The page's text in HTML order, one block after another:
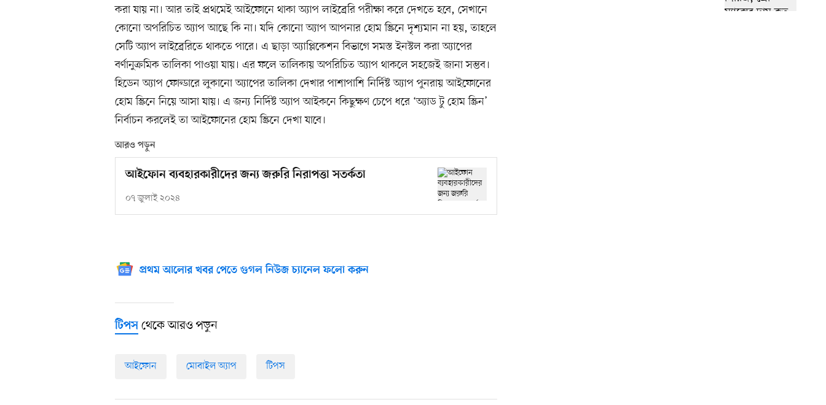
করা যায় না। আর তাই প্রথমেই আইফোনে থাকা অ্যাপ লাইব্রেরি পরীক্ষা করে দেখতে হবে, সেখানে
কোনো অপরিচিত অ্যাপ আছে কি না। যদি কোনো অ্যাপ আপনার হোম স্ক্রিনে দৃশ্যমান না হয়, তাহলে
সেটি অ্যাপ লাইব্রেরিতে থাকতে পারে। এ ছাড়া অ্যাপ্লিকেশন বিভাগে সমস্ত ইনস্টল করা অ্যাপের
বর্ণানুক্রমিক তালিকা পাওয়া যায়। এর ফলে তালিকায় অপরিচিত অ্যাপ থাকলে সহজেই জানা সম্ভব।
হিডেন অ্যাপ ফোল্ডারে লুকানো অ্যাপের তালিকা দেখার পাশাপাশি নির্দিষ্ট অ্যাপ পুনরায় আইফোনের
হোম স্ক্রিনে নিয়ে আসা যায়। এ জন্য নির্দিষ্ট অ্যাপ আইকনে কিছুক্ষণ চেপে ধরে ‘অ্যাড টু হোম স্ক্রিন’
নির্বাচন করলেই তা আইফোনের হোম স্ক্রিনে দেখা যাবে।
আরও পড়ুন
আইফোন ব্যবহারকারীদের জন্য জরুরি নিরাপত্তা সতর্কতা
০৭ জুলাই ২০২৪
প্রথম আলোর খবর পেতে গুগল নিউজ চ্যানেল ফলো করুন
টিপস থেকে আরও পড়ুন
আইফোন মোবাইল অ্যাপ টিপস